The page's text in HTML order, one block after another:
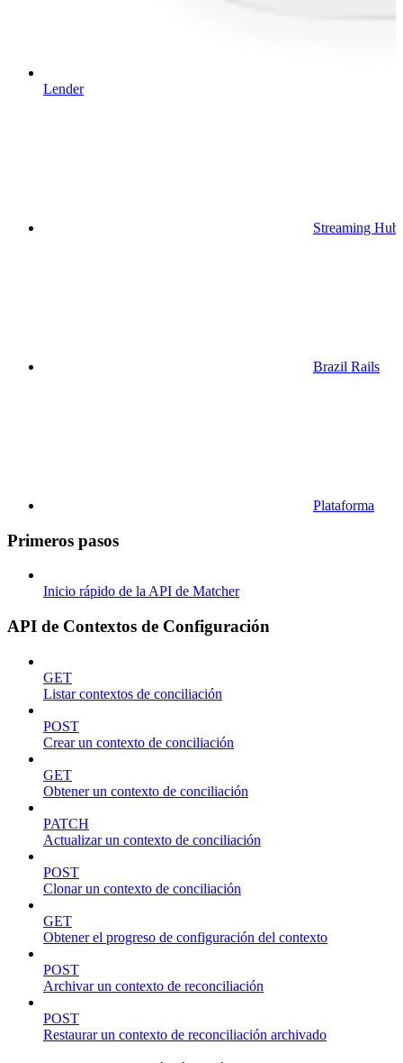
Lender
Streaming Hub
Brazil Rails
Plataforma
Primeros pasos
Inicio rápido de la API de Matcher
API de Contextos de Configuración
GET
Listar contextos de conciliación
POST
Crear un contexto de conciliación
GET
Obtener un contexto de conciliación
PATCH
Actualizar un contexto de conciliación
POST
Clonar un contexto de conciliación
GET
Obtener el progreso de configuración del contexto
POST
Archivar un contexto de reconciliación
POST
Restaurar un contexto de reconciliación archivado